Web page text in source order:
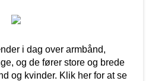
i dag over armbånd,
og de fører store og brede
og kvinder. Klik her for at se